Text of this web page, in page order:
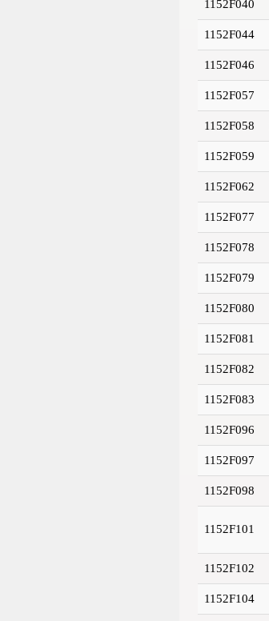
1152F040
1152F044
1152F046
1152F057
1152F058
1152F059
1152F062
1152F077
1152F078
1152F079
1152F080
1152F081
1152F082
1152F083
1152F096
1152F097
1152F098
1152F101
1152F102
1152F104